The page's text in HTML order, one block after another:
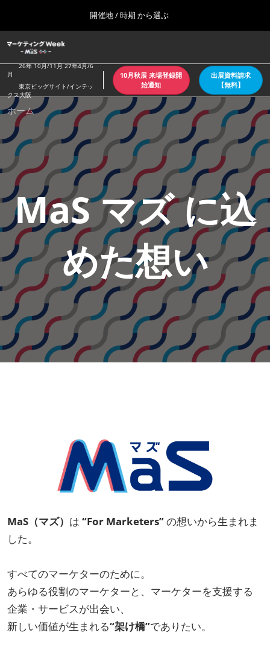
し
進
む
to
close
menu.
開催地 / 時期 から選ぶ
東京ビッグサイト/Tokyo Big Sight
【4月：春】東京
2027年04月21日
東京ビッグサイト/Tokyo Big Sight
【６月：夏】東京
2027年06月30日
東京ビッグサイト/Tokyo Big Sight
【10月：秋】東京
2026年10月07日
東京ビッグサイト/Tokyo Big Sight
【11月】大阪
2026年11月18日
インテックス大阪/INTEX Osaka
ー
バ
ナ
ビ
ゲ
ー
シ
ョ
ン
を
折
り
た
た
む
26年 10月/11月 27年4月/6
月
東京ビッグサイト/インテッ
クス大阪
10月秋展 来場登録開
始通知
出展資料請求
【無料】
ホーム
MaS マズ に込
めた想い
MaS（マズ） は “For Marketers”の想いから生まれま
した。
すべてのマーケターのために。
あらゆる役割のマーケターと、マーケターを支援する
企業・サービスが出会い、
新しい価値が生まれる“架け橋”でありたい。